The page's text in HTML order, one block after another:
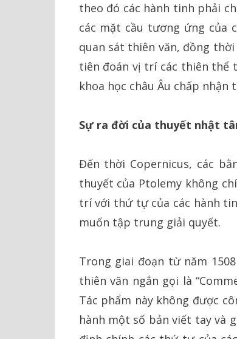
theo đó các hành tinh phải
các mặt cầu tương ứng của
quan sát thiên văn, đồng
tiên đoán vị trí các thiên thể
khoa học châu Âu chấp nhận
Sự ra đời của thuyết nhật
Đến thời Copernicus, các
thuyết của Ptolemy không
trí với thứ tự của các hành
muốn tập trung giải quyết.
Trong giai đoạn từ năm
thiên văn ngắn gọi là
Tác phẩm này không được
hành một số bản viết tay và